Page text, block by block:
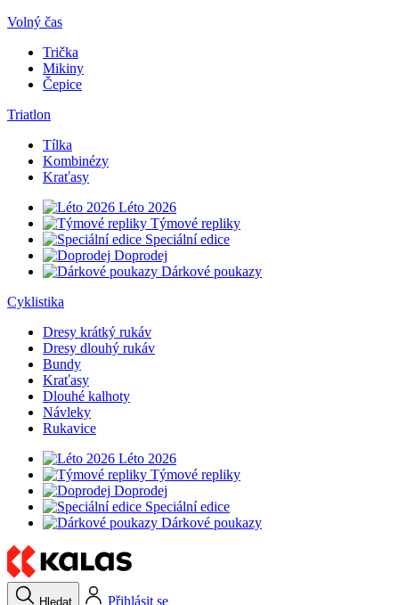
Volný čas
Trička
Mikiny
Čepice
Triatlon
Tílka
Kombinézy
Kraťasy
Léto 2026
Týmové repliky
Speciální edice
Doprodej
Dárkové poukazy
Cyklistika
Dresy krátký rukáv
Dresy dlouhý rukáv
Bundy
Kraťasy
Dlouhé kalhoty
Návleky
Rukavice
Léto 2026
Týmové repliky
Doprodej
Speciální edice
Dárkové poukazy
Hledat
Přihlásit se